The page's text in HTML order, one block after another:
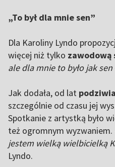
„To był dla mnie sen”
Dla Karoliny Lyndo
więcej niż tylko zawodową
ale dla mnie to było jak sen
Jak dodała, od lat
szczególnie od czasu jej
Spotkanie z artystką było
też ogromnym wyzwaniem.
jestem wielką wielbicielką
Lyndo.